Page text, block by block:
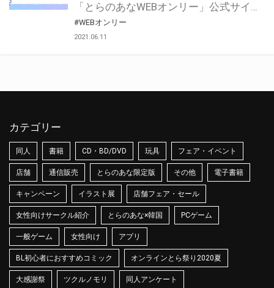
「とらのあなWEBオンリー」公式サイトでとらのあな通販の「割引クーポン」を配布中！ イベントごとに開催当日限定で使える割引クーポンのシリアルコードを発行します。 とらのあなWEBオンリーのページをチェックして、イベント当日にお得にお買い物を楽しみましょう♪ ※本キャンペーンは予告なく終了する場合がございます。 とらのあなWEBオンリーサイトはこちら
#WEBオンリー
2021.06.11
カテゴリー
同人 書籍 CD・BD/DVD 玩具 フェア・イベント
店舗 通信販売 とらのあな限定版 その他 電子書籍
キャンペーン イラスト展 店舗フェア・セール
女性向けサークル紹介 とらのあな×韓国 PCゲーム
一般ゲーム 女性向け アプリ
BL初心者におすすめコミック オンラインとら祭り2020夏
大感謝祭 ツクルノモリ 同人アンケート